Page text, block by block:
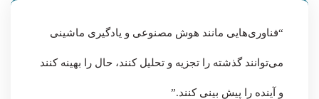
“فناوری‌هایی مانند هوش مصنوعی و یادگیری ماشینی
می‌توانند گذشته را تجزیه و تحلیل کنند، حال را بهینه کنند
و آینده را پیش بینی کنند.”